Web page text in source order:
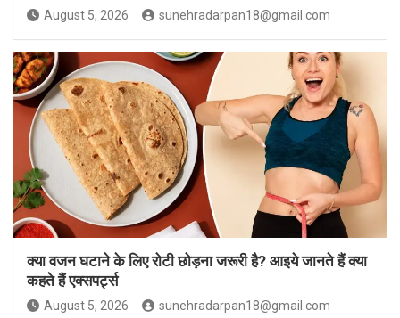
August 5, 2026 sunehradarpan18@gmail.com
क्या वजन घटाने के लिए रोटी छोड़ना जरूरी है? आइये जानते हैं क्या
कहते हैं एक्सपर्ट्स
August 5, 2026 sunehradarpan18@gmail.com